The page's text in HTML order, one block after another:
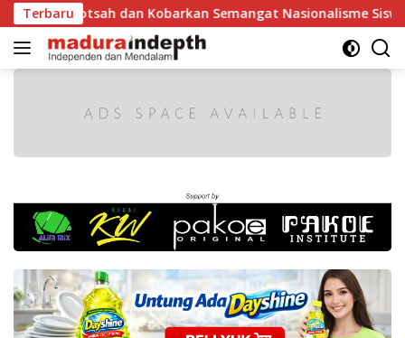
Langsung
ke
konten
Terbaru
dan Kobarkan Semangat Nasionalisme Siswa